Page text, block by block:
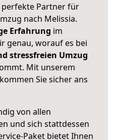
Partner für
nach Melissia.
Erfahrung im
genau, worauf es bei
stressfreien Umzug
Mit unserem
Sie sicher ans
von allen
und sich stattdessen
Paket bietet Ihnen